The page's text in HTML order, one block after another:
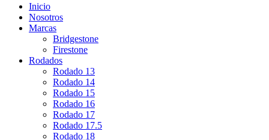
Inicio
Nosotros
Marcas
Bridgestone
Firestone
Rodados
Rodado 13
Rodado 14
Rodado 15
Rodado 16
Rodado 17
Rodado 17.5
Rodado 18